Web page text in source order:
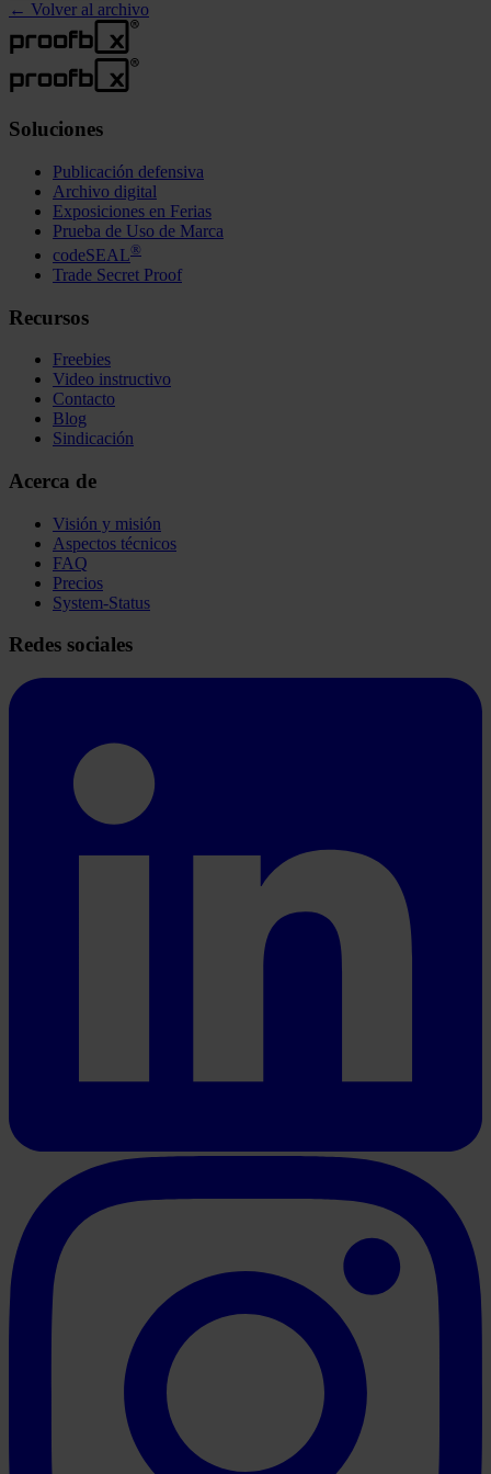
← Volver al archivo
Soluciones
Publicación defensiva
Archivo digital
Exposiciones en Ferias
Prueba de Uso de Marca
codeSEAL®
Trade Secret Proof
Recursos
Freebies
Video instructivo
Contacto
Blog
Sindicación
Acerca de
Visión y misión
Aspectos técnicos
FAQ
Precios
System-Status
Redes sociales